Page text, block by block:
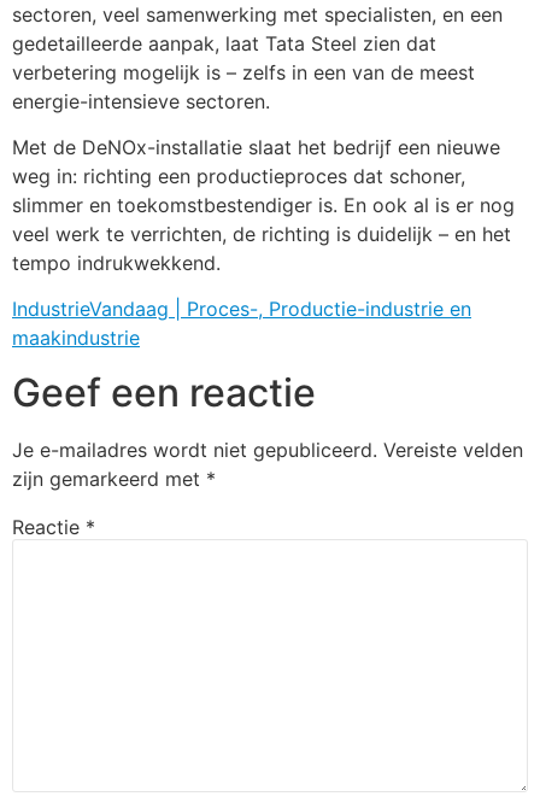
sectoren, veel samenwerking met specialisten, en een
gedetailleerde aanpak, laat Tata Steel zien dat
verbetering mogelijk is – zelfs in een van de meest
energie-intensieve sectoren.
Met de DeNOx-installatie slaat het bedrijf een nieuwe
weg in: richting een productieproces dat schoner,
slimmer en toekomstbestendiger is. En ook al is er nog
veel werk te verrichten, de richting is duidelijk – en het
tempo indrukwekkend.
IndustrieVandaag | Proces-, Productie-industrie en
maakindustrie
Geef een reactie
Je e-mailadres wordt niet gepubliceerd. Vereiste velden
zijn gemarkeerd met *
Reactie *